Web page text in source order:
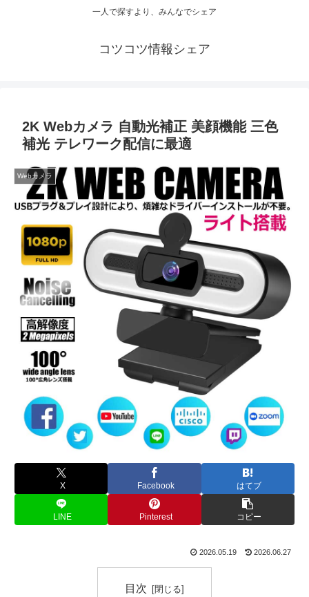
一人で探すより、みんなでシェア
コツコツ情報シェア
2K Webカメラ 自動光補正 美顔機能 三色
補光 テレワーク配信に最適
Webカメラ
X Facebook はてブ
LINE Pinterest コピー
2026.05.19 2026.06.27
目次